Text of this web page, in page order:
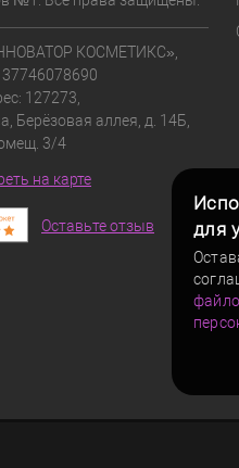
для
КОСМЕТИКС»,
127273,
Берёзовая аллея, д. 14Б,
3/4
на карте
Оставьте отзыв